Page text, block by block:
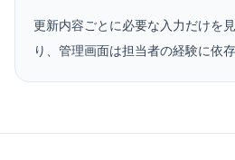
更新内容ごとに必要な入力だけを
り、管理画面は担当者の経験に依